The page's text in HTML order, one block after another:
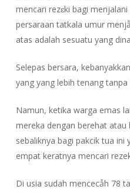
mencari rezɛki bagi
persaraan tatkala umur
atas adalah sesuatu yang
Selepas bersara,
yang yang lebih tenang
Namun, ketika warga emas
mereka dengan berehat atau
sebaliknya bagi pakcik tua
empat keratnya mencari
Di usia sudah mencecẫh 78